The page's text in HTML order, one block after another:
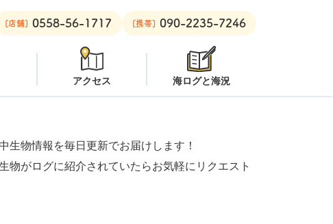
金崎ビーチ：オープン 安良里ボート：潜水注意
[店舗] 0558-56-1717 [携帯] 090-2235-7246
アクセス 海ログと海況
生物情報を毎日更新でお届けします！
物がログに紹介されていたらお気軽にリクエスト